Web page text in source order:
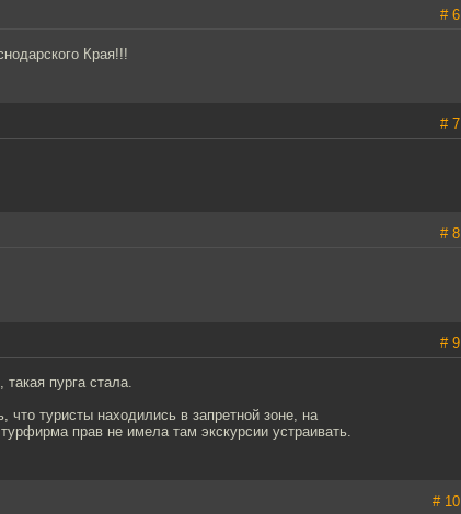
# 6
Края!!!
# 7
# 8
# 9
такая пурга стала.
туристы находились в запретной зоне, на
прав не имела там экскурсии устраивать.
# 10